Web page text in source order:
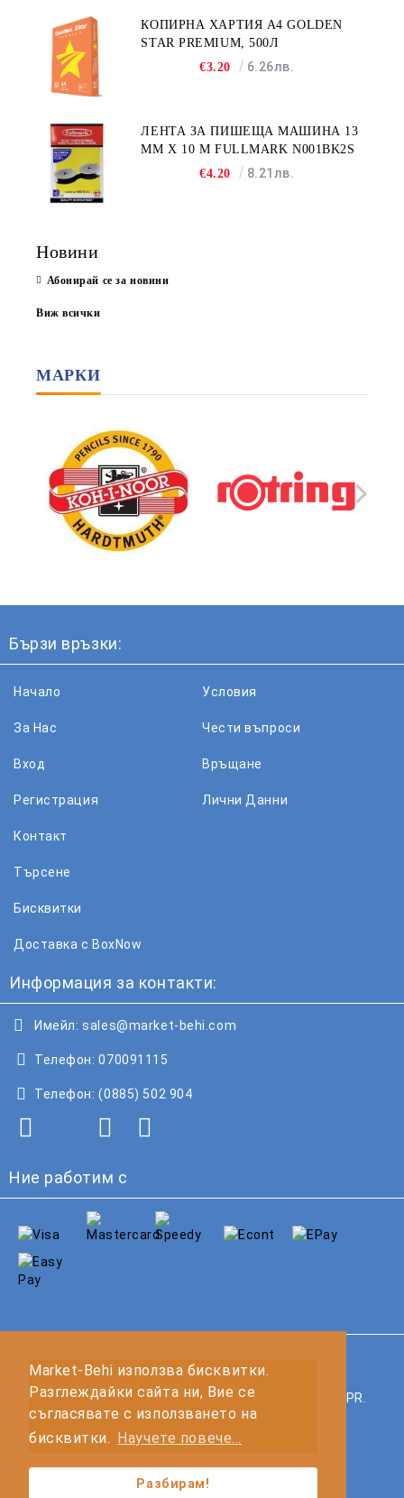
Market-Behi използва бисквитки.
Разглеждайки сайта ни, Вие се
съгласявате с използването на
бисквитки.
Научете повече...
Разбирам!
КОПИРНА ХАРТИЯ A4 GOLDEN
STAR PREMIUM, 500Л
€3.20
6.26лв.
ЛЕНТА ЗА ПИШЕЩА МАШИНА 13
MM X 10 M FULLMARK N001BK2S
€4.20
8.21лв.
Новини
Абонирай се за новини
Виж всички
МАРКИ
Бързи връзки:
Начало
За Нас
Вход
Регистрация
Условия
Чести въпроси
Връщане
Лични Данни
Контакт
Търсене
Бисквитки
Доставка с BoxNow
Информация за контакти:
Имейл: sales@market-behi.com
Телефон: 070091115
Телефон: (0885) 502 904
Ние работим с
Нашият онлайн магазин е 100% съобразен с GDPR.
Моите лични данни